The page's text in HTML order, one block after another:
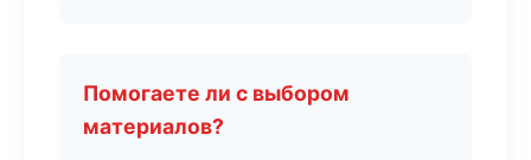
Помогаете ли с выбором
материалов?